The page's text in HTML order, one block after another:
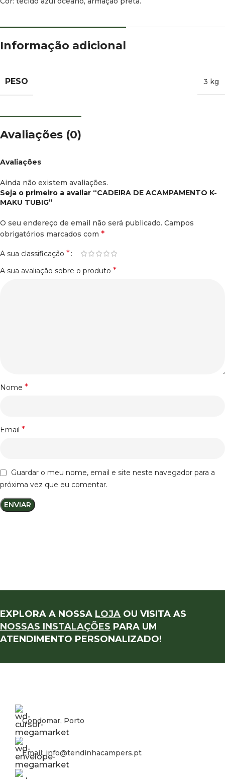
Informação adicional
PESO 3 kg
Avaliações (0)
Avaliações
Ainda não existem avaliações.
Seja o primeiro a avaliar “CADEIRA DE ACAMPAMENTO K-
MAKU TUBIG”
O seu endereço de email não será publicado. Campos
obrigatórios marcados com *
A sua classificação *
A sua avaliação sobre o produto *
Nome *
Email *
Guardar o meu nome, email e site neste navegador para a
próxima vez que eu comentar.
EXPLORA A NOSSA LOJA OU VISITA AS
NOSSAS INSTALAÇÕES PARA UM
ATENDIMENTO PERSONALIZADO!
Gondomar, Porto
Email: info@tendinhacampers.pt